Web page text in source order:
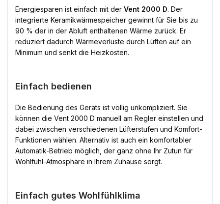
Energiesparen ist einfach mit der Vent 2000 D. Der
integrierte Keramikwärmespeicher gewinnt für Sie bis zu
90 % der in der Abluft enthaltenen Wärme zurück. Er
reduziert dadurch Wärmeverluste durch Lüften auf ein
Minimum und senkt die Heizkosten.
Einfach bedienen
Die Bedienung des Geräts ist völlig unkompliziert. Sie
können die Vent 2000 D manuell am Regler einstellen und
dabei zwischen verschiedenen Lüfterstufen und Komfort-
Funktionen wählen. Alternativ ist auch ein komfortabler
Automatik-Betrieb möglich, der ganz ohne Ihr Zutun für
Wohlfühl-Atmosphäre in Ihrem Zuhause sorgt.
Einfach gutes Wohlfühlklima